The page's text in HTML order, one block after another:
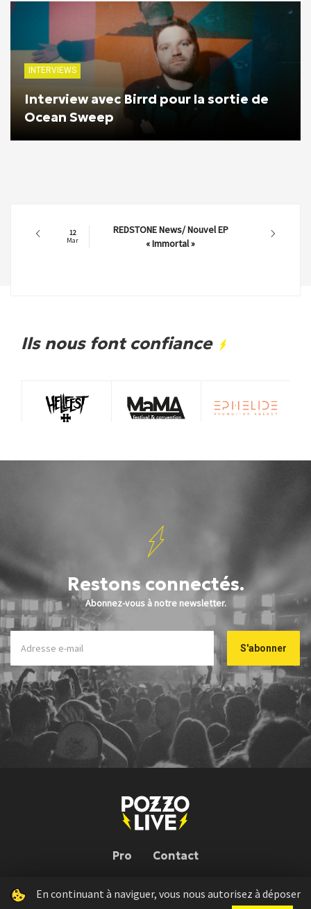
INTERVIEWS
Interview avec Birrd pour la sortie de
Ocean Sweep
12
Mar
REDSTONE News/ Nouvel EP
« Immortal »
Ils nous font confiance
Restons connectés.
Abonnez-vous à notre newsletter.
Pro Contact
Pozzo Live © 2026 | Conception : Pozzo Team, avec l'aide deBloop
En continuant à naviguer, vous nous autorisez à déposer